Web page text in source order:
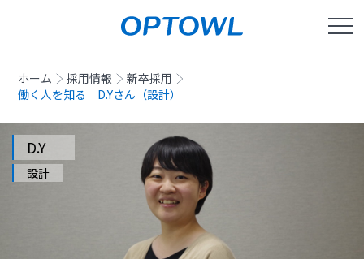
ホーム 採用情報
新卒採用
働く人を知る D.Yさん（設計）
D.Y
設計